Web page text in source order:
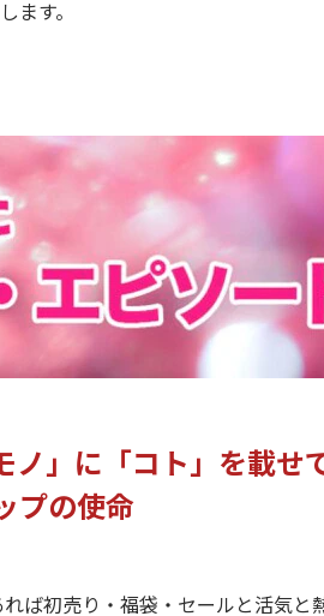
ます。
ノ」に「コト」を載せ
プの使命
ば初売り・福袋・セールと活気と